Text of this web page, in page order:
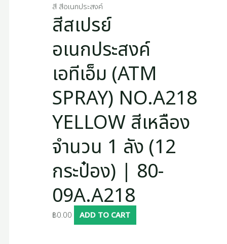
สี สีอเนกประสงค์
สีสเปรย์
อเนกประสงค์
เอทีเอ็ม (ATM
SPRAY) NO.A218
YELLOW สีเหลือง
จำนวน 1 ลัง (12
กระป๋อง) | 80-
09A.A218
฿0.00 ADD TO CART